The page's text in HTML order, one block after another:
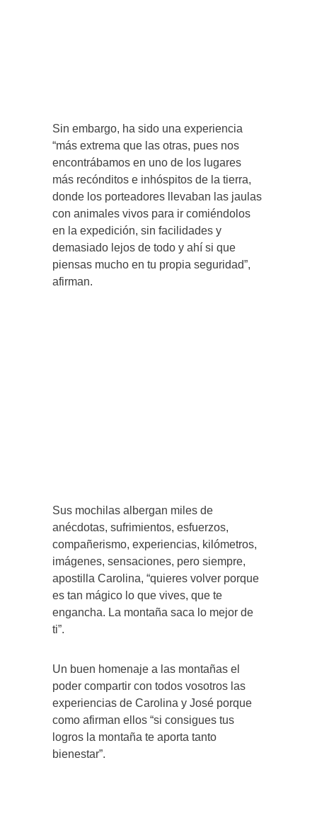
Sin embargo, ha sido una experiencia
“más extrema que las otras, pues nos
encontrábamos en uno de los lugares
más recónditos e inhóspitos de la tierra,
donde los porteadores llevaban las jaulas
con animales vivos para ir comiéndolos
en la expedición, sin facilidades y
demasiado lejos de todo y ahí si que
piensas mucho en tu propia seguridad”,
afirman.
Sus mochilas albergan miles de
anécdotas, sufrimientos, esfuerzos,
compañerismo, experiencias, kilómetros,
imágenes, sensaciones, pero siempre,
apostilla Carolina, “quieres volver porque
es tan mágico lo que vives, que te
engancha. La montaña saca lo mejor de
ti”.
Un buen homenaje a las montañas el
poder compartir con todos vosotros las
experiencias de Carolina y José porque
como afirman ellos “si consigues tus
logros la montaña te aporta tanto
bienestar”.